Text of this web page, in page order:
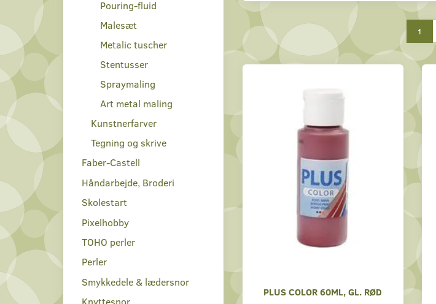
Pouring-fluid
Malesæt
Metalic tuscher
Stentusser
Spraymaling
Art metal maling
Kunstnerfarver
Tegning og skrive
Faber-Castell
Håndarbejde, Broderi
Skolestart
Pixelhobby
TOHO perler
Perler
Smykkedele & lædersnor
1
PLUS COLOR 60ML, GL. RØD